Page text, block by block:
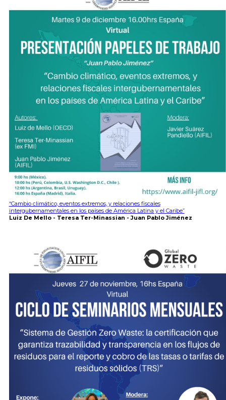
“Cambio climático, eventos extremos, y relaciones fiscales
intergubernamentales en los países de América Latina y el Caribe”
Luiz De Mello - Teresa Ter-Minassian - Juan Pablo Jiménez